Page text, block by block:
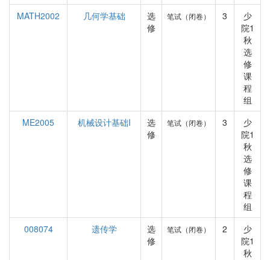
MATH2002
几何学基础
选
修
笔试（闭卷） 3
少
院1
秋
选
修
课
程
组
ME2005
机械设计基础I
选
修
笔试（闭卷） 3
少
院1
秋
选
修
课
程
组
008074
遗传学
选
修
笔试（闭卷） 2
少
院1
秋